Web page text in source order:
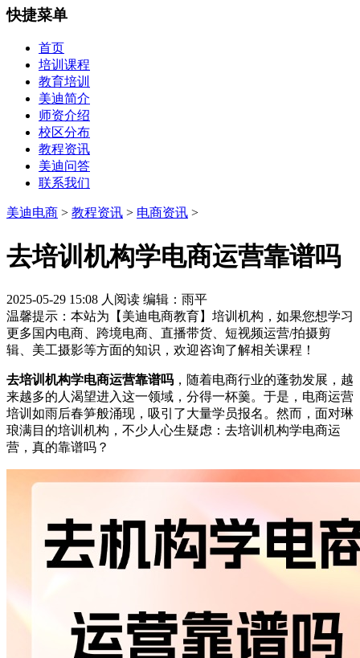
快捷菜单
首页
培训课程
教育培训
美迪简介
师资介绍
校区分布
教程资讯
美迪问答
联系我们
美迪电商 > 教程资讯 > 电商资讯 >
去培训机构学电商运营靠谱吗
2025-05-29 15:08 人阅读 编辑：雨平
温馨提示：本站为【美迪电商教育】培训机构，如果您想学习
更多国内电商、跨境电商、直播带货、短视频运营/拍摄剪
辑、美工摄影等方面的知识，欢迎咨询了解相关课程！
去培训机构学电商运营靠谱吗 ，随着电商行业的蓬勃发展，越
来越多的人渴望进入这一领域，分得一杯羹。于是，电商运营
培训如雨后春笋般涌现，吸引了大量学员报名。然而，面对琳
琅满目的培训机构，不少人心生疑虑：去培训机构学电商运
营，真的靠谱吗？